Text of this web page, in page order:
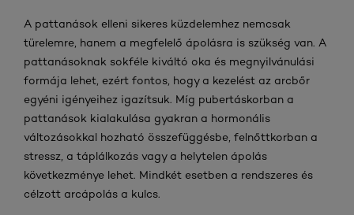
A pattanások elleni sikeres küzdelemhez nemcsak
türelemre, hanem a megfelelő ápolásra is szükség van. A
pattanásoknak sokféle kiváltó oka és megnyilvánulási
formája lehet, ezért fontos, hogy a kezelést az arcbőr
egyéni igényeihez igazítsuk. Míg pubertáskorban a
pattanások kialakulása gyakran a hormonális
változásokkal hozható összefüggésbe, felnőttkorban a
stressz, a táplálkozás vagy a helytelen ápolás
következménye lehet. Mindkét esetben a rendszeres és
célzott arcápolás a kulcs.